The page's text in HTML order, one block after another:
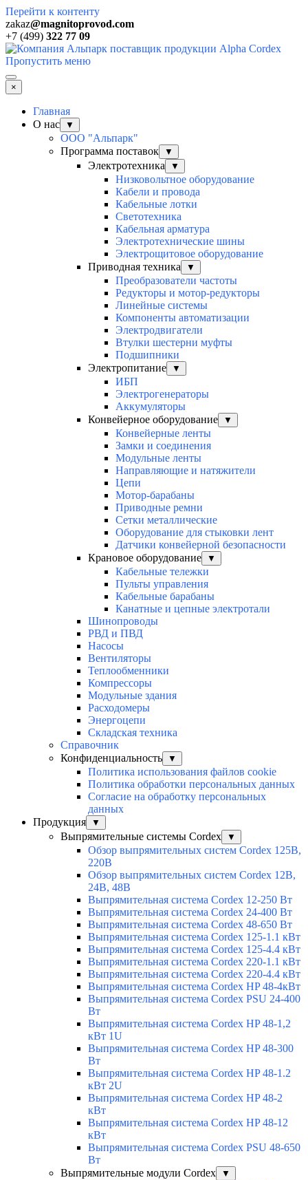
Перейти к контенту
zakaz@magnitoprovod.com
+7 (499) 322 77 09
Пропустить меню
×
Главная
О нас
▼
ООО "Альпарк"
Программа поставок
▼
Электротехника ▼
Низковольтное оборудование
Кабели и провода
Кабельные лотки
Светотехника
Кабельная арматура
Электротехнические шины
Электрощитовое оборудование
Приводная техника
▼
Преобразователи частоты
Редукторы и мотор-редукторы
Линейные системы
Компоненты автоматизации
Электродвигатели
Втулки шестерни муфты
Подшипники
Электропитание
▼
ИБП
Электрогенераторы
Аккумуляторы
Конвейерное оборудование
▼
Конвейерные ленты
Замки и соединения
Модульные ленты
Направляющие и натяжители
Цепи
Мотор-барабаны
Приводные ремни
Сетки металлические
Оборудование для стыковки лент
Датчики конвейерной безопасности
Крановое оборудование
▼
Кабельные тележки
Пульты управления
Кабельные барабаны
Канатные и цепные электротали
Шинопроводы
РВД и ПВД
Насосы
Вентиляторы
Теплообменники
Компрессоры
Модульные здания
Расходомеры
Энергоцепи
Складская техника
Справочник
Конфиденциальность
▼
Политика использования файлов cookie
Политика обработки персональных данных
Согласие на обработку персональных
данных
Продукция
▼
Выпрямительные системы Cordex ▼
Обзор выпрямительных систем Cordex 125В,
220В
Обзор выпрямительных систем Cordex 12В,
24В, 48В
Выпрямительная система Cordex 12-250 Вт
Выпрямительная система Cordex 24-400 Вт
Выпрямительная система Cordex 48-650 Вт
Выпрямительная система Cordex 125-1.1 кВт
Выпрямительная система Cordex 125-4.4 кВт
Выпрямительная система Cordex 220-1.1 кВт
Выпрямительная система Cordex 220-4.4 кВт
Выпрямительная система Cordex HP 48-4кВт
Выпрямительная система Cordex PSU 24-400
Вт
Выпрямительная система Cordex HP 48-1,2
кВт 1U
Выпрямительная система Cordex HP 48-300
Вт
Выпрямительная система Cordex HP 48-1.2
кВт 2U
Выпрямительная система Cordex HP 48-2
кВт
Выпрямительная система Cordex HP 48-12
кВт
Выпрямительная система Cordex PSU 48-650
Вт
Выпрямительные модули Cordex
▼